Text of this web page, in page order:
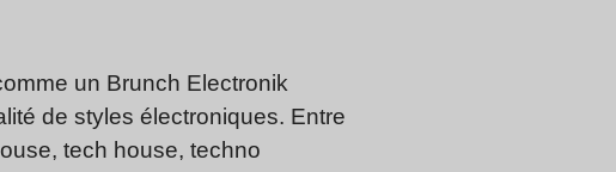
un Brunch Electronik
de styles électroniques. Entre
tech house, techno